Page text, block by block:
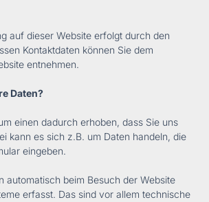
auf dieser Website erfolgt durch den
Kontaktdaten können Sie dem
entnehmen.
Daten?
einen dadurch erhoben, dass Sie uns
kann es sich z.B. um Daten handeln, die
eingeben.
automatisch beim Besuch der Website
erfasst. Das sind vor allem technische